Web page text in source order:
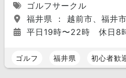
ゴルフサークル
福井県 ： 越前市、福井市
平日19時〜22時 休日8
ゴルフ 福井県 初心者歓